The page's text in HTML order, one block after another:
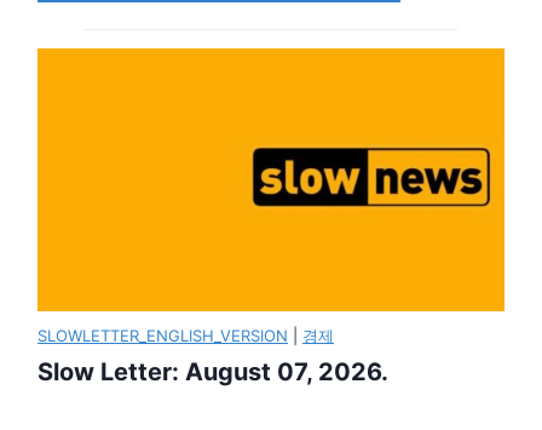
SLOWLETTER_ENGLISH_VERSION 경제
Slow Letter: August 07, 2026.